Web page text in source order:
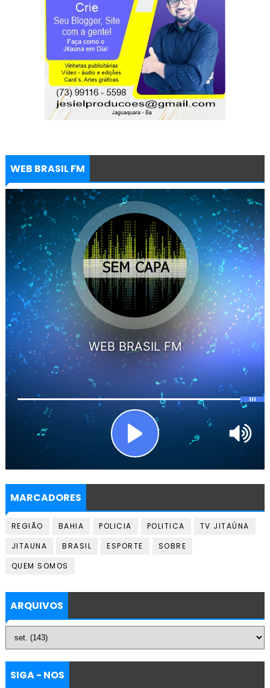
WEB BRASIL FM
MARCADORES
REGIÃO BAHIA POLICIA POLITICA
TV JITAÚNA
JITAUNA
BRASIL ESPORTE
SOBRE
QUEM SOMOS
ARQUIVOS
SIGA - NOS